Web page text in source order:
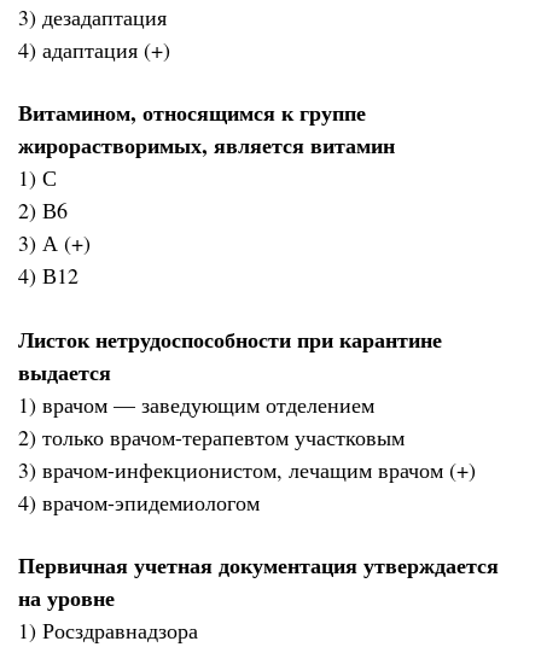
3) дезадаптация
4) адаптация (+)
Витамином, относящимся к группе
жирорастворимых, является витамин
1) С
2) В6
3) А (+)
4) В12
Листок нетрудоспособности при карантине
выдается
1) врачом — заведующим отделением
2) только врачом-терапевтом участковым
3) врачом-инфекционистом, лечащим врачом (+)
4) врачом-эпидемиологом
Первичная учетная документация утверждается
на уровне
1) Росздравнадзора